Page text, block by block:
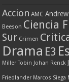
Accion AMC
Beeson Ciencia
Sur Crimen
Drama E3
Miller Tobin Johan Renck
Friedlander Marcos Siega